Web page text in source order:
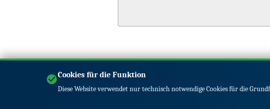
Cookies für die Funktion
Diese Website verwendet nur technisch notwendige Cookies für die